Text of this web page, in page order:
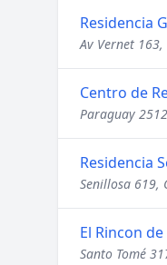
Residencia
Av Vernet
Centro de
Paraguay
Residencia
Senillosa 619,
El Rincon
Santo Tomé